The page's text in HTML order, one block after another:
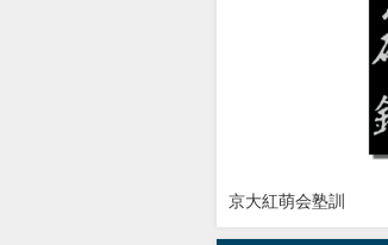
京大紅萌会塾訓